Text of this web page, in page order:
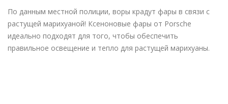
По данным местной полиции, воры крадут фары в связи с
растущей марихуаной! Ксеноновые фары от Porsche
идеально подходят для того, чтобы обеспечить
правильное освещение и тепло для растущей марихуаны.